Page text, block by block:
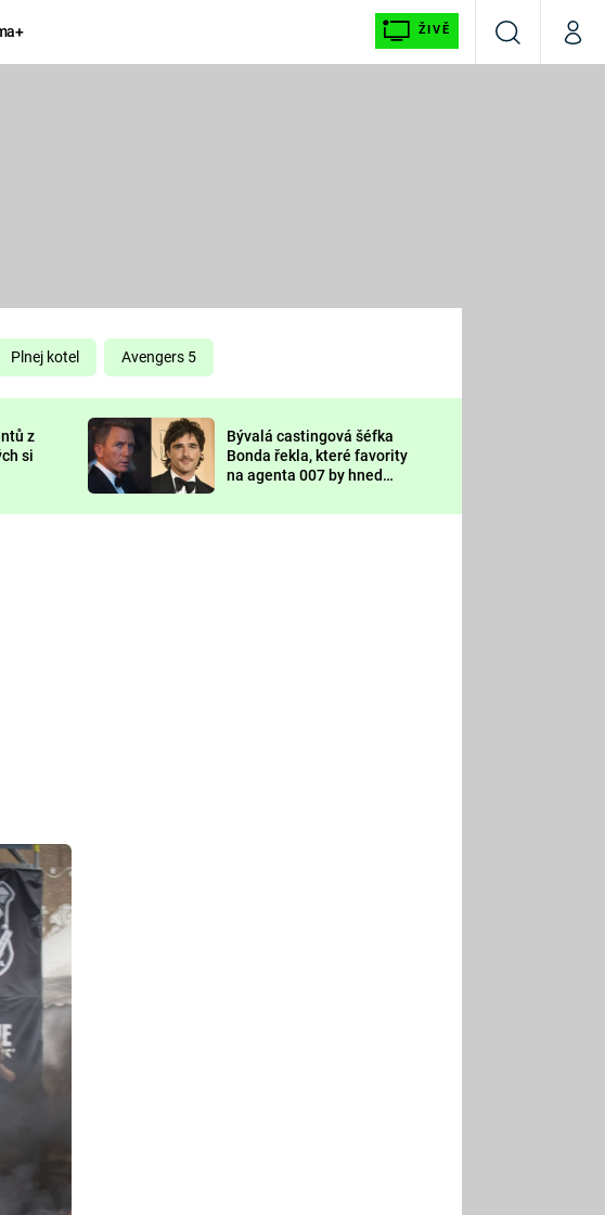
ŽIVĚ
VyhledáváníMůj
KOMEDIE
CHUCK
NORRIS
DEADPOOL
Prima LAJK
Sledujte nás
Plnej kotel Avengers 5
z
si
Bývalá castingová šéfka
Bonda řekla, které favority
na agenta 007 by hned